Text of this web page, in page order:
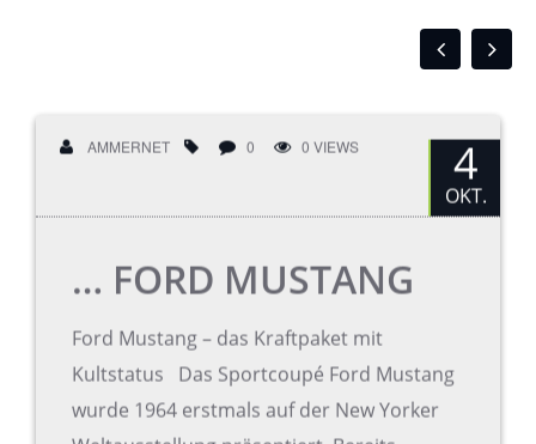
AMMERNET 0 0 VIEWS 4
OKT.
… FORD MUSTANG
Ford Mustang – das Kraftpaket mit
Kultstatus Das Sportcoupé Ford Mustang
wurde 1964 erstmals auf der New Yorker
Weltausstellung präsentiert. Bereits